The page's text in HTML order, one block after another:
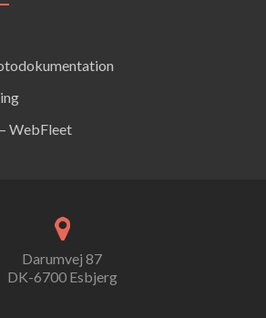
WebFleet
Darumvej 87
DK-6700 Esbjerg